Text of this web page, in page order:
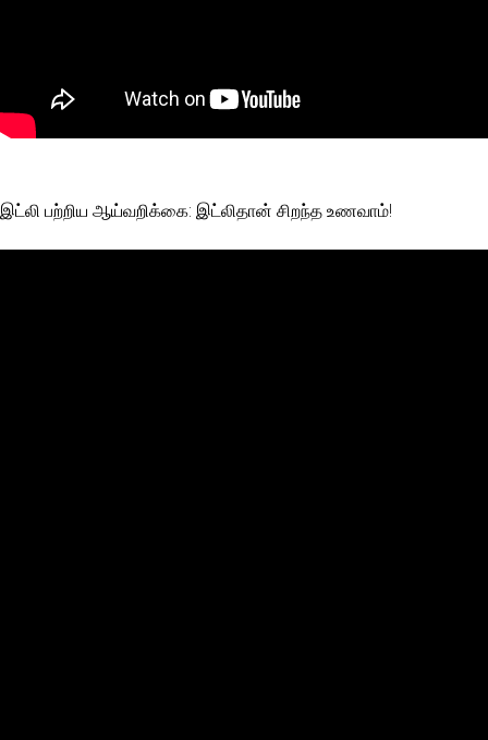
இட்லி பற்றிய ஆய்வறிக்கை: இட்லிதான் சிறந்த உணவாம்!